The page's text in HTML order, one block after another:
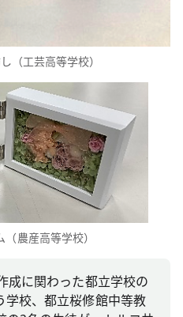
（工芸高等学校）
農産高等学校）
成に関わった都立学校の
学校、都立桜修館中等教